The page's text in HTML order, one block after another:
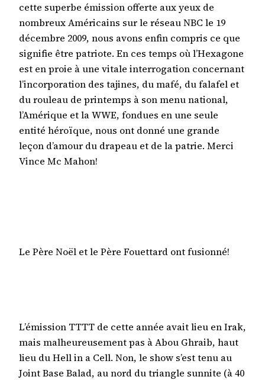
cette superbe émission offerte aux yeux de
nombreux Américains sur le réseau NBC le 19
décembre 2009, nous avons enfin compris ce que
signifie être patriote. En ces temps où l’Hexagone
est en proie à une vitale interrogation concernant
l’incorporation des tajines, du mafé, du falafel et
du rouleau de printemps à son menu national,
l’Amérique et la WWE, fondues en une seule
entité héroïque, nous ont donné une grande
leçon d’amour du drapeau et de la patrie. Merci
Vince Mc Mahon!
Le Père Noël et le Père Fouettard ont fusionné!
L’émission TTTT de cette année avait lieu en Irak,
mais malheureusement pas à Abou Ghraib, haut
lieu du Hell in a Cell. Non, le show s’est tenu au
Joint Base Balad, au nord du triangle sunnite (à 40